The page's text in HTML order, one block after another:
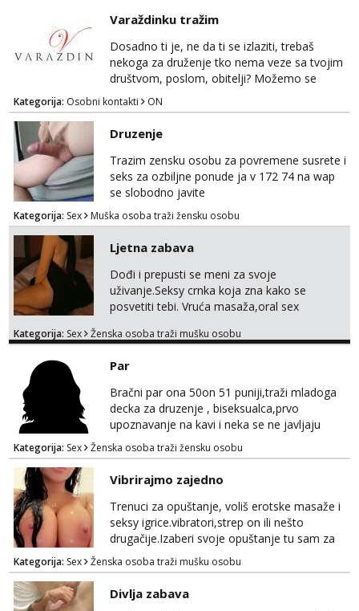
tel:0,93€ - mob:1,12€ min
Vanesa
Čekam tvoj poziv!
Tel:064/677-677- Kod: #74
Razgovaram :)
Tel:064/677-677- Kod: #128
Obavijesti me kada se oslobodi
Anita
Tel: 064/677-677- Kod: #87
tel:0,93€ - mob:1,12€ min
Zara
Razgovaram :)
Tel:064/677-677
Obavijesti me kada se oslobodi
Anđela
Čekam tvoj poziv!
tel:0,93€ - mob:1,12€ min
mora.Bitno da uzivamo diskretno anonimno
bez upoznavanja puno.Sliku mozemo
razmjeniti,ali najbolje uzivo se upoznati. Na
goo smo do 15.8 poslije tog mozemo se
druziti,javi se na mail il...
Varaždinku tražim
Dosadno ti je, ne da ti se izlaziti, trebaš
nekoga za druženje tko nema veze sa tvojim
društvom, poslom, obitelji? Možemo se
podružiti i zabaviti na razne načine. Makni se
od svakodnevice samnom. Javi se na
Whatsapp. Samo Varaždin i okolica.
Kategorija: Osobni kontakti ON
Druzenje
Trazim zensku osobu za povremene susrete i
seks za ozbiljne ponude ja v 172 74 na wap
se slobodno javite
Kategorija: Sex Muška osoba traži žensku osobu
Ljetna zabava
Dođi i prepusti se meni za svoje
uživanje.Seksy crnka koja zna kako se
posvetiti tebi. Vruća masaža,oral sex
099/871-8287
Kategorija: Sex Ženska osoba traži mušku osobu
Par
Bračni par ona 50on 51 puniji,traži mladoga
decka za druzenje , biseksualca,prvo
upoznavanje na kavi i neka se ne javljaju
stariji od 30 godina
Kategorija: Sex Ženska osoba traži žensku osobu
Vibrirajmo zajedno
Trenuci za opuštanje, voliš erotske masaže i
seksy igrice.vibratori,strep on ili nešto
drugačije.Izaberi svoje opuštanje tu sam za
tebe.sve info na mob 095/762-8147
Kategorija: Sex Ženska osoba traži mušku osobu
Divlja zabava